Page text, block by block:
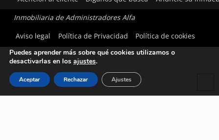
Inmobiliaria de Administradores Alfa
Aviso legal
Política de Privacidad Política de cookies
Utilizamos cookies para ofrecerte la mejor experiencia en
Puedes aprender más sobre qué cookies utilizamos o
desactivarlas en los ajustes.
Aceptar Rechazar Ajustes